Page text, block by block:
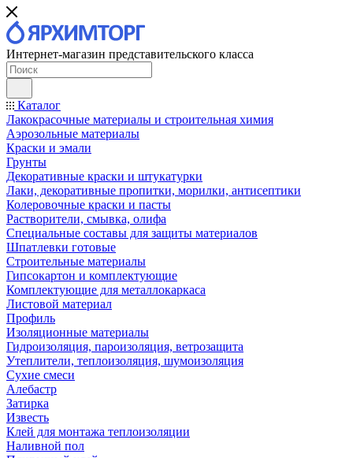
Интернет-магазин представительского класса
Каталог
Лакокрасочные материалы и строительная химия
Аэрозольные материалы
Краски и эмали
Грунты
Декоративные краски и штукатурки
Лаки, декоративные пропитки, морилки, антисептики
Колеровочные краски и пасты
Растворители, смывка, олифа
Специальные составы для защиты материалов
Шпатлевки готовые
Строительные материалы
Гипсокартон и комплектующие
Комплектующие для металлокаркаса
Листовой материал
Профиль
Изоляционные материалы
Гидроизоляция, пароизоляция, ветрозащита
Утеплители, теплоизоляция, шумоизоляция
Сухие смеси
Алебастр
Затирка
Известь
Клей для монтажа теплоизоляции
Наливной пол